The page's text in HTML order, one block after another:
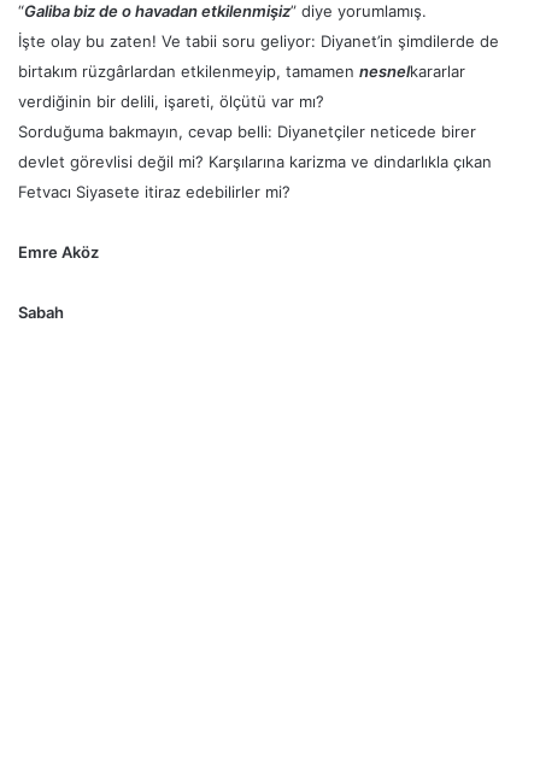
“Galiba biz de o havadan etkilenmişiz” diye yorumlamış.
İşte olay bu zaten! Ve tabii soru geliyor: Diyanet’in şimdilerde de
birtakım rüzgârlardan etkilenmeyip, tamamen nesnelkararlar
verdiğinin bir delili, işareti, ölçütü var mı?
Sorduğuma bakmayın, cevap belli: Diyanetçiler neticede birer
devlet görevlisi değil mi? Karşılarına karizma ve dindarlıkla çıkan
Fetvacı Siyasete itiraz edebilirler mi?
Emre Aköz
Sabah